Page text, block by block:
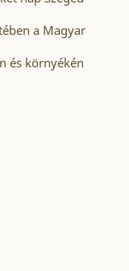
a Magyar
és környékén